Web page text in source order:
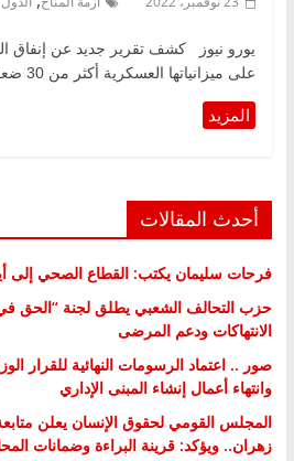
يورو نيوز كشف تقرير جديد عن إنفاق
على ميزانياتها العسكرية أكثر من 30 ضعفًا مما
أحدث المقالات
فرحات سليمان يكتب: القطاع الصحي إلى
حزب التحالف الشعبي يطلق لجنة “الحق
الانتهاكات ودعم المرضى
صور .. اعتماد الرسومات النهائية للقرار
وانتهاء أعمال إنشاء المبنى الإداري
المجلس القومي لحقوق الإنسان يعلن
زهران.. ويؤكد: قرينة البراءة وضمانات